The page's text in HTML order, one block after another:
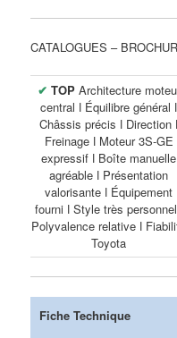
CATALOGUES –
✔ TOPArchitecture
central ǀ Équilibre général ǀ
Châssis précis ǀ Direction ǀ
Freinage ǀ Moteur 3S-GE
expressif ǀ Boîte manuelle
agréable ǀ Présentation
valorisante ǀ Équipement
fourni ǀ Style très personnel
Polyvalence relative ǀ
Toyota
Fiche Technique